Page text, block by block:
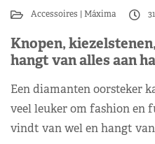
Accessoires Máxima
Knopen,
hangt van alles aan
Een diamanten oorsteker
veel leuker om fashion en
vindt van wel en hangt